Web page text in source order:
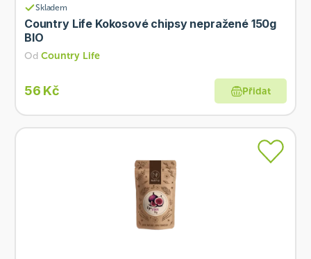
Skladem
Country Life Kokosové chipsy nepražené 150g
BIO
Od Country Life
56 Kč Přidat